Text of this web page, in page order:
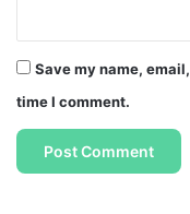
Save my name,
time I comment.